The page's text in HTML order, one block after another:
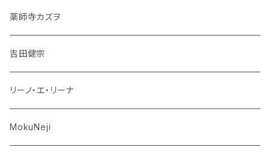
薬師寺カズヲ
吉田健宗
リーノ・エ・リーナ
MokuNeji